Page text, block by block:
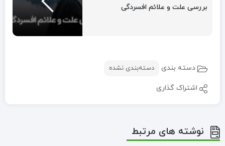
بررسی علت و علائم افسردگی
دسته بندی دسته‌بندی نشده
اشتراک گذاری
نوشته های مرتبط